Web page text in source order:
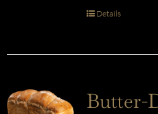
Details
Butter-